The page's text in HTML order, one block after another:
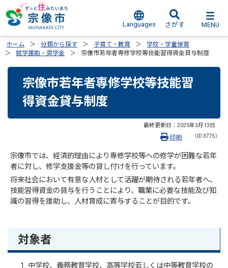
Languages さがす MENU
ホーム 分類から探す 子育て・教育
学校・学童保育
就学援助・奨学金
宗像市若年者専修学校等技能習得資金貸与制度
宗像市若年者専修学校等技能習
得資金貸与制度
最終更新日： 2025年3月13日
（ID:3775）
印刷
宗像市では、経済的理由により専修学校等への修学が困難な若年
者に対し、修学支援金等の貸し付けを行っています。
将来社会において有意な人材として活躍が期待される若年者へ、
技能習得資金の貸与を行うことにより、職業に必要な技能及び知
識の習得を援助し、人材育成に寄与することが目的です。
対象者
中学校、義務教育学校、高等学校若しくは中等教育学校の